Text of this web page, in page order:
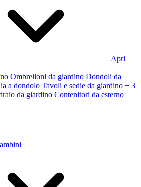
Apri
Ombrelloni da giardino Dondoli da
a dondolo Tavoli e sedie da giardino + 3
da giardino Contenitori da esterno